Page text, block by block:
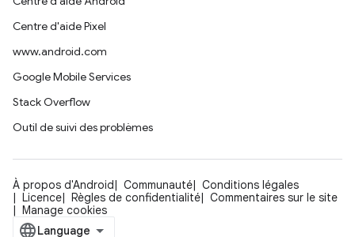
Centre d'aide Pixel
www.android.com
Google Mobile Services
Stack Overflow
Outil de suivi des problèmes
À propos d'Android Communauté
Conditions légales
Licence
Règles de confidentialité
Commentaires sur le site
Manage cookies